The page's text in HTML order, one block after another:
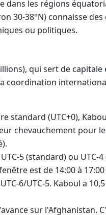
dans les régions
30-38°N) connaisse
ou politiques.
qui sert de
coordination
standard (UTC+0),
chevauchement pour
5 (standard) ou UTC-
est de 14:00 à
6/UTC-5. Kaboul a
sur l'Afghanistan.